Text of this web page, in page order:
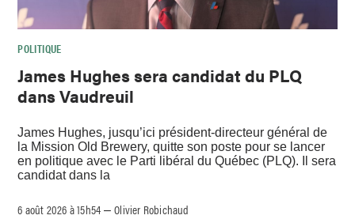
POLITIQUE
James Hughes sera candidat du PLQ
dans Vaudreuil
James Hughes, jusqu’ici président-directeur général de
la Mission Old Brewery, quitte son poste pour se lancer
en politique avec le Parti libéral du Québec (PLQ). Il sera
candidat dans la
6 août 2026 à 15h54 –Olivier Robichaud